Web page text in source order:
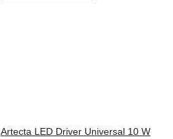
Artecta LED Driver Universal 10 W